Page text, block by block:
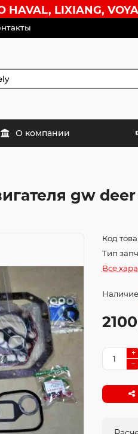
LIXIANG,
О компании
gw deer
Код
Тип
Все